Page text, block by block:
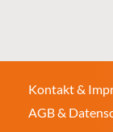
Kontakt &
AGB &